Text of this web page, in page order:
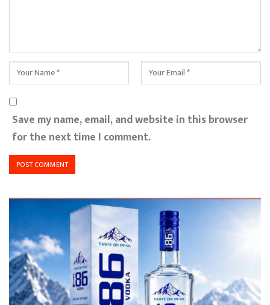
Save my name, email, and website in this browser
for the next time I comment.